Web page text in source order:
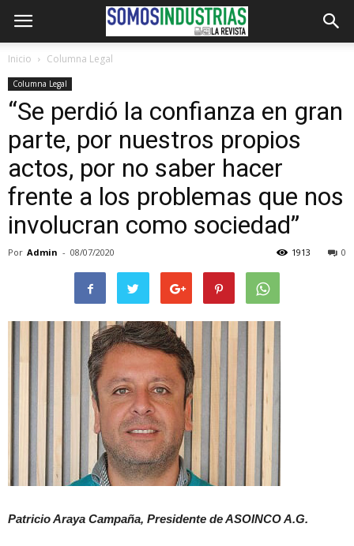
Inicio Columna Legal
Columna Legal
“Se perdió la confianza en gran
parte, por nuestros propios
actos, por no saber hacer
frente a los problemas que nos
involucran como sociedad”
Por Admin - 08/07/2020 0
1913
Patricio Araya Campaña, Presidente de ASOINCO A.G.